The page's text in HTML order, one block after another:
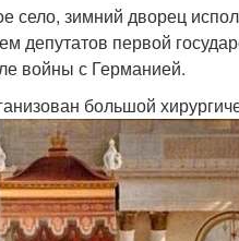
село, зимний дворец
депутатов первой
войны с Германией.
большой